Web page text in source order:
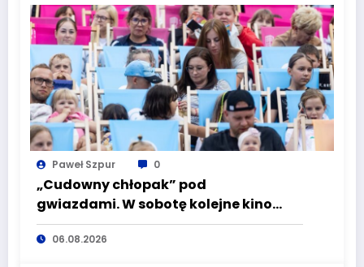
Paweł Szpur 0
„Cudowny chłopak” pod
gwiazdami. W sobotę kolejne kino
plenerowe w Aqua Zdroju
06.08.2026